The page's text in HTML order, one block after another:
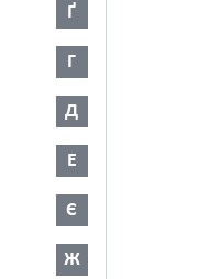
Ґ
Г
Д
Е
Є
Ж